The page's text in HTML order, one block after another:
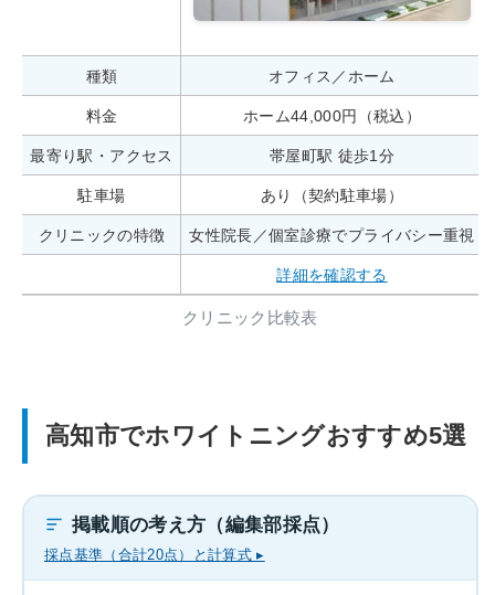
種類 オフィス／ホーム
料金 ホーム44,000円（税込）
最寄り駅・アクセス 帯屋町駅 徒歩1分
駐車場 あり（契約駐車場）
クリニックの特徴 女性院長／個室診療でプライバシー重視
詳細を確認する
クリニック比較表
高知市でホワイトニングおすすめ5選
掲載順の考え方（編集部採点）
採点基準（合計20点）と計算式 ▸